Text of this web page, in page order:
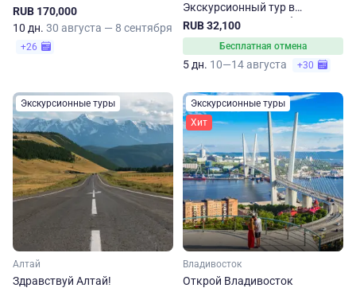
RUB 170,000
10 дн. 30 августа — 8 сентября
+26
Экскурсионный тур в
Калининградскую область
RUB 32,100
Бесплатная отмена
5 дн. 10—14 августа +30
Экскурсионные туры
Алтай
Здравствуй Алтай!
Экскурсионные туры
Хит
Владивосток
Открой Владивосток